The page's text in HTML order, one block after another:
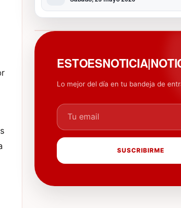
Lo mejor del día en tu bandeja de
Tu email
SUSCRIBIRME